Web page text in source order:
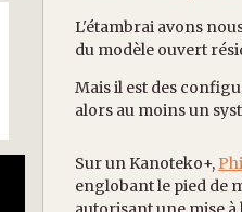
L'étambrai avons
du modèle ouvert
Mais il est des
alors au moins un
Sur un Kanoteko+,
englobant le pied de